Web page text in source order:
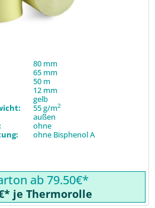
80 mm
65 mm
50 m
12 mm
gelb
55 g/m2
außen
ohne
ohne Bisphenol A
ab 79.50€*
je Thermorolle